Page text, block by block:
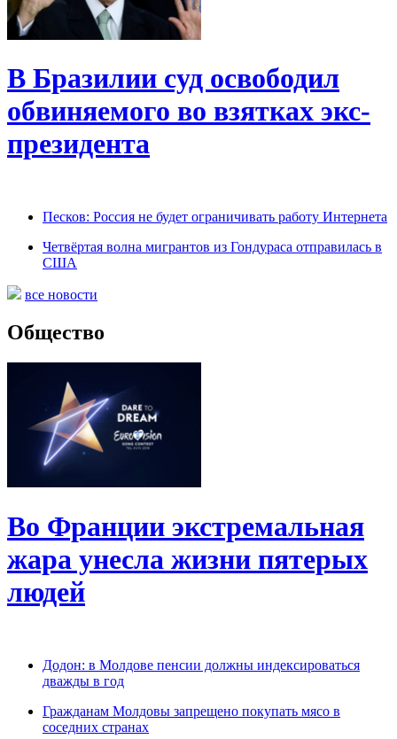
В Бразилии суд освободил
обвиняемого во взятках экс-
президента
Песков: Россия не будет ограничивать работу Интернета
Четвёртая волна мигрантов из Гондураса отправилась в
США
все новости
Общество
Во Франции экстремальная
жара унесла жизни пятерых
людей
Додон: в Молдове пенсии должны индексироваться
дважды в год
Гражданам Молдовы запрещено покупать мясо в
соседних странах